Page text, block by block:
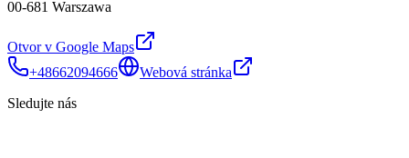
00-681 Warszawa
Otvor v Google Maps
+48662094666
Webová stránka
Sledujte nás